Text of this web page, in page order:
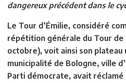
dangereux précédent dans le
Le Tour d’Émilie, considéré
répétition générale du Tour de
octobre), voit ainsi son plateau
municipalité de Bologne, ville
Parti démocrate, avait réclamé